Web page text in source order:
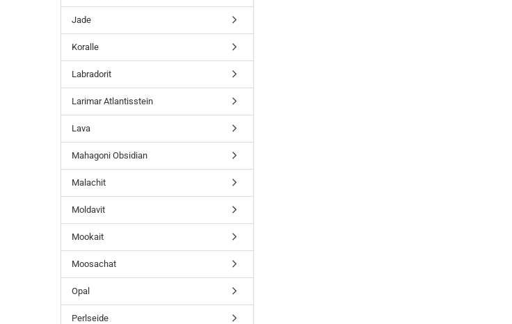
Jade
Koralle
Labradorit
Larimar Atlantisstein
Lava
Mahagoni Obsidian
Malachit
Moldavit
Mookait
Moosachat
Opal
Perlseide